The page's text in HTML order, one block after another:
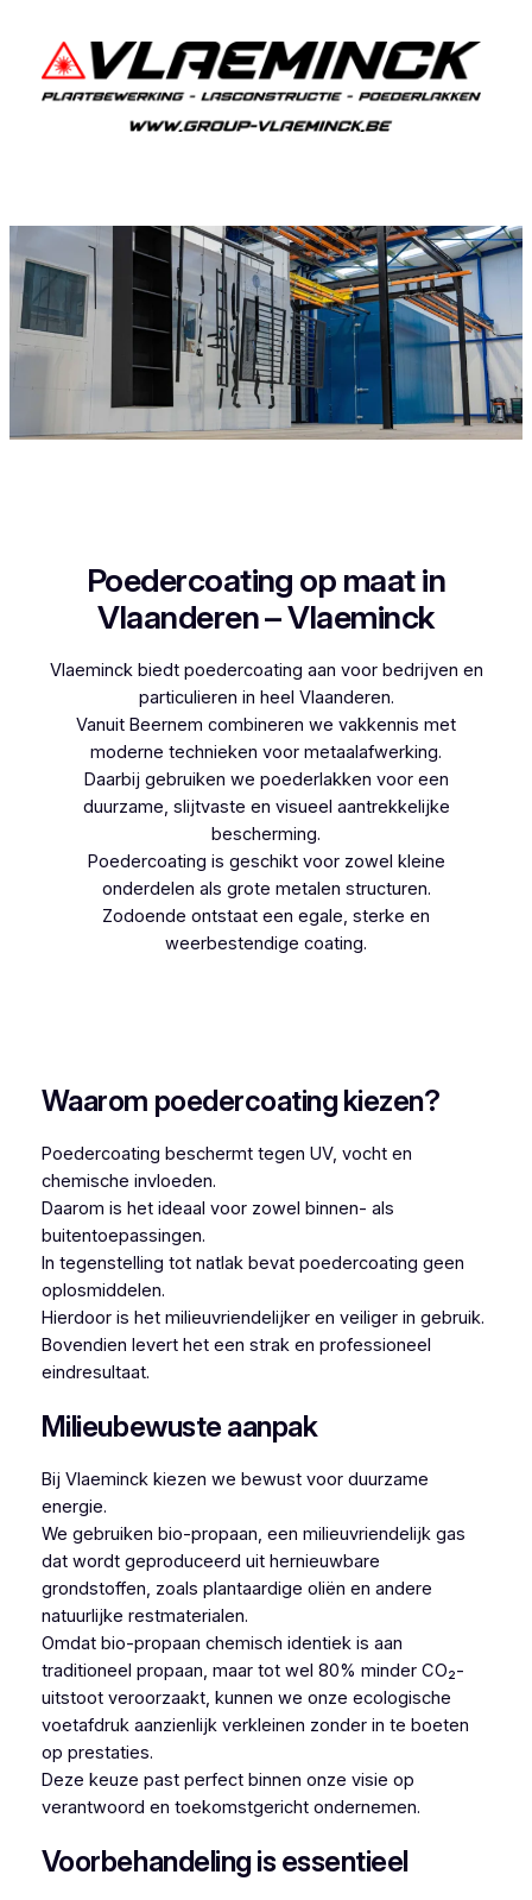
Poedercoating op maat in
Vlaanderen – Vlaeminck
Vlaeminck biedt poedercoating aan voor bedrijven en
particulieren in heel Vlaanderen.
Vanuit Beernem combineren we vakkennis met
moderne technieken voor metaalafwerking.
Daarbij gebruiken we poederlakken voor een
duurzame, slijtvaste en visueel aantrekkelijke
bescherming.
Poedercoating is geschikt voor zowel kleine
onderdelen als grote metalen structuren.
Zodoende ontstaat een egale, sterke en
weerbestendige coating.
Waarom poedercoating kiezen?
Poedercoating beschermt tegen UV, vocht en
chemische invloeden.
Daarom is het ideaal voor zowel binnen- als
buitentoepassingen.
In tegenstelling tot natlak bevat poedercoating geen
oplosmiddelen.
Hierdoor is het milieuvriendelijker en veiliger in gebruik.
Bovendien levert het een strak en professioneel
eindresultaat.
Milieubewuste aanpak
Bij Vlaeminck kiezen we bewust voor duurzame
energie.
We gebruiken bio-propaan, een milieuvriendelijk gas
dat wordt geproduceerd uit hernieuwbare
grondstoffen, zoals plantaardige oliën en andere
natuurlijke restmaterialen.
Omdat bio-propaan chemisch identiek is aan
traditioneel propaan, maar tot wel 80% minder CO₂-
uitstoot veroorzaakt, kunnen we onze ecologische
voetafdruk aanzienlijk verkleinen zonder in te boeten
op prestaties.
Deze keuze past perfect binnen onze visie op
verantwoord en toekomstgericht ondernemen.
Voorbehandeling is essentieel